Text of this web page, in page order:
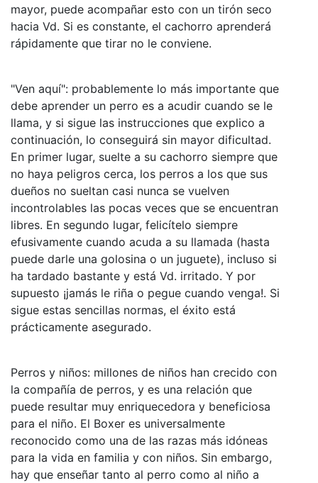
mayor, puede acompañar esto con un tirón seco
hacia Vd. Si es constante, el cachorro aprenderá
rápidamente que tirar no le conviene.
"Ven aquí": probablemente lo más importante que
debe aprender un perro es a acudir cuando se le
llama, y si sigue las instrucciones que explico a
continuación, lo conseguirá sin mayor dificultad.
En primer lugar, suelte a su cachorro siempre que
no haya peligros cerca, los perros a los que sus
dueños no sueltan casi nunca se vuelven
incontrolables las pocas veces que se encuentran
libres. En segundo lugar, felicítelo siempre
efusivamente cuando acuda a su llamada (hasta
puede darle una golosina o un juguete), incluso si
ha tardado bastante y está Vd. irritado. Y por
supuesto ¡jamás le riña o pegue cuando venga!. Si
sigue estas sencillas normas, el éxito está
prácticamente asegurado.
Perros y niños: millones de niños han crecido con
la compañía de perros, y es una relación que
puede resultar muy enriquecedora y beneficiosa
para el niño. El Boxer es universalmente
reconocido como una de las razas más idóneas
para la vida en familia y con niños. Sin embargo,
hay que enseñar tanto al perro como al niño a